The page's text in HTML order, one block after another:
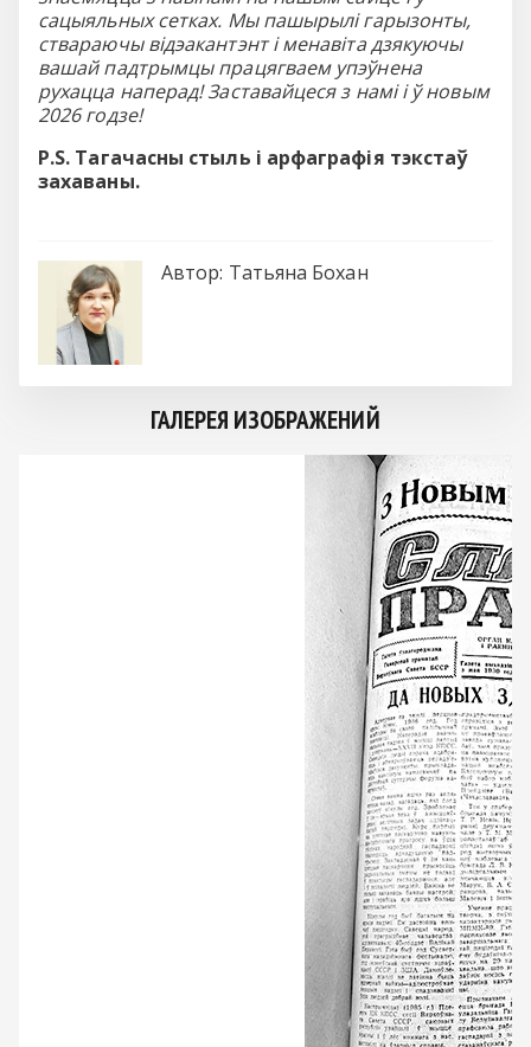
сацыяльных сетках. Мы пашырылі гарызонты,
ствараючы відэакантэнт і менавіта дзякуючы
вашай падтрымцы працягваем упэўнена
рухацца наперад! Заставайцеся з намі і ў новым
2026 годзе!
Р.S. Тагачасны стыль і арфаграфія тэкстаў
захаваны.
Автор: Татьяна Бохан
ГАЛЕРЕЯ ИЗОБРАЖЕНИЙ